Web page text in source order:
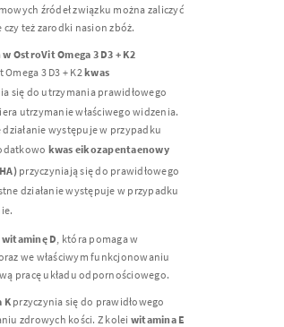
źródeł związku można zaliczyć
też zarodki nasion zbóż.
OstroVit Omega 3 D3 + K2
3 D3 + K2kwas
się do utrzymania prawidłowego
utrzymanie właściwego widzenia.
występuje w przypadku
kwas eikozapentaenowy
)przyczyniają się do prawidłowego
działanie występuje w przypadku
witaminę D , która pomaga w
we właściwym funkcjonowaniu
pracę układu odpornościowego.
Kprzyczynia się do prawidłowego
zdrowych kości. Z kolei witamina E